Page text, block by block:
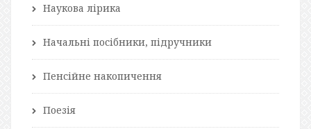
Наукова лірика
Начальні посібники, підручники
Пенсійне накопичення
Поезія